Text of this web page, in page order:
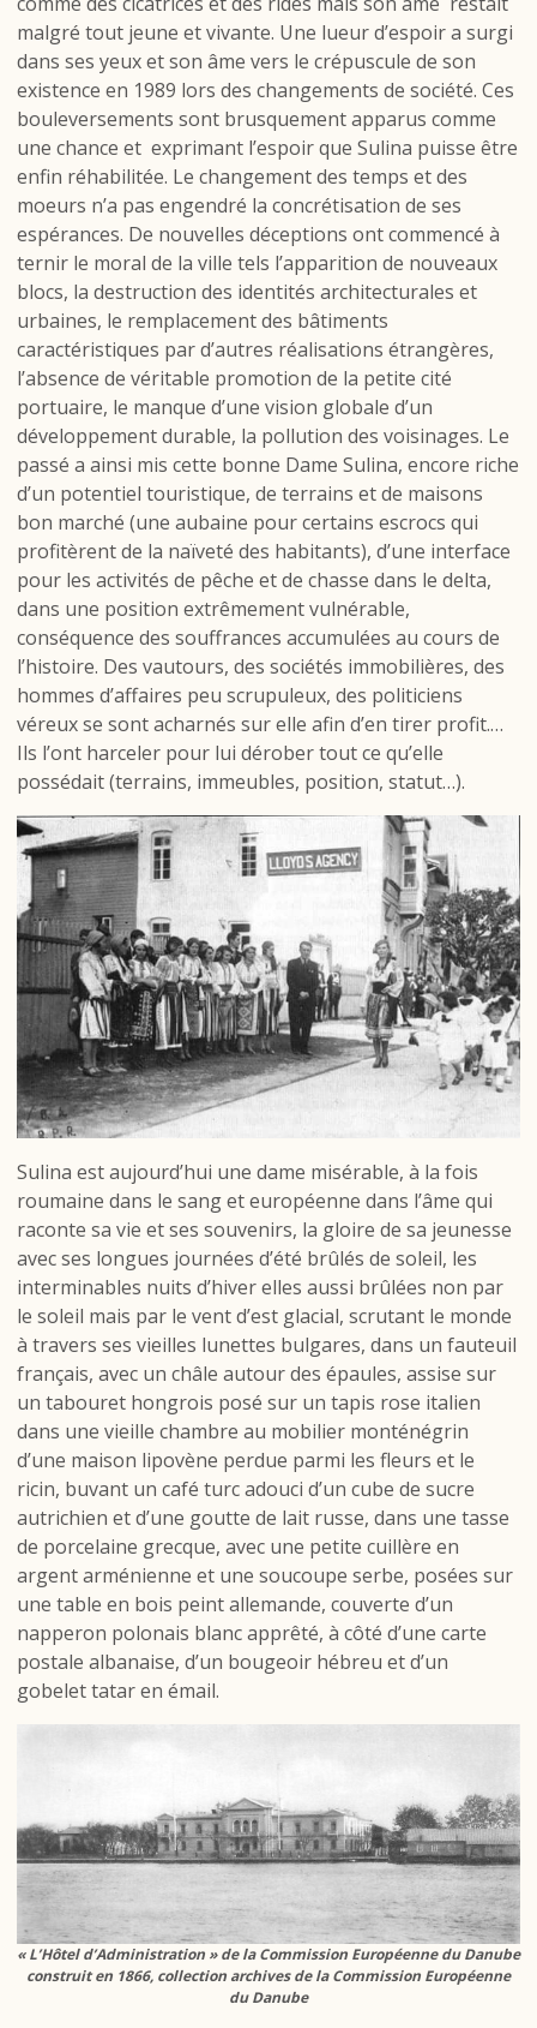
malgré tout jeune et vivante. Une lueur d’espoir a surgi
dans ses yeux et son âme vers le crépuscule de son
existence en 1989 lors des changements de société. Ces
bouleversements sont brusquement apparus comme
une chance et exprimant l’espoir que Sulina puisse être
enfin réhabilitée. Le changement des temps et des
moeurs n’a pas engendré la concrétisation de ses
espérances. De nouvelles déceptions ont commencé à
ternir le moral de la ville tels l’apparition de nouveaux
blocs, la destruction des identités architecturales et
urbaines, le remplacement des bâtiments
caractéristiques par d’autres réalisations étrangères,
l’absence de véritable promotion de la petite cité
portuaire, le manque d’une vision globale d’un
développement durable, la pollution des voisinages. Le
passé a ainsi mis cette bonne Dame Sulina, encore riche
d’un potentiel touristique, de terrains et de maisons
bon marché (une aubaine pour certains escrocs qui
profitèrent de la naïveté des habitants), d’une interface
pour les activités de pêche et de chasse dans le delta,
dans une position extrêmement vulnérable,
conséquence des souffrances accumulées au cours de
l’histoire. Des vautours, des sociétés immobilières, des
hommes d’affaires peu scrupuleux, des politiciens
véreux se sont acharnés sur elle afin d’en tirer profit.…
Ils l’ont harceler pour lui dérober tout ce qu’elle
possédait (terrains, immeubles, position, statut…).
Sulina est aujourd’hui une dame misérable, à la fois
roumaine dans le sang et européenne dans l’âme qui
raconte sa vie et ses souvenirs, la gloire de sa jeunesse
avec ses longues journées d’été brûlés de soleil, les
interminables nuits d’hiver elles aussi brûlées non par
le soleil mais par le vent d’est glacial, scrutant le monde
à travers ses vieilles lunettes bulgares, dans un fauteuil
français, avec un châle autour des épaules, assise sur
un tabouret hongrois posé sur un tapis rose italien
dans une vieille chambre au mobilier monténégrin
d’une maison lipovène perdue parmi les fleurs et le
ricin, buvant un café turc adouci d’un cube de sucre
autrichien et d’une goutte de lait russe, dans une tasse
de porcelaine grecque, avec une petite cuillère en
argent arménienne et une soucoupe serbe, posées sur
une table en bois peint allemande, couverte d’un
napperon polonais blanc apprêté, à côté d’une carte
postale albanaise, d’un bougeoir hébreu et d’un
gobelet tatar en émail.
« L’Hôtel d’Administration » de la Commission Européenne du Danube
construit en 1866, collection archives de la Commission Européenne
du Danube